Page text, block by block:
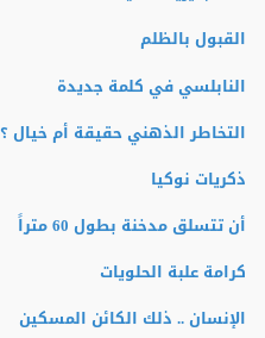
القبول بالظلم
النابلسي في كلمة جديدة
التخاطر الذهني حقيقة أم خيال ؟
ذكريات نوكيا
أن تتسلق مدخنة بطول 60 متراً
كرامة علبة الحلويات
الإنسان .. ذلك الكائن المسكين